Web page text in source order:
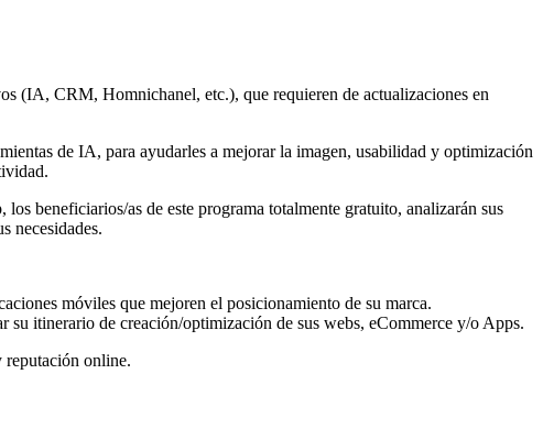
(IA, CRM, Homnichanel, etc.), que requieren de actualizaciones en
de IA, para ayudarles a mejorar la imagen, usabilidad y optimización
beneficiarios/as de este programa totalmente gratuito, analizarán sus
necesidades.
móviles que mejoren el posicionamiento de su marca.
itinerario de creación/optimización de sus webs, eCommerce y/o Apps.
reputación online.